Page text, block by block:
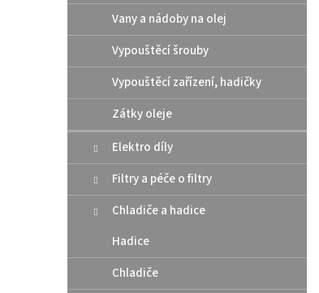
Vany a nádoby na olej
Vypouštěcí šrouby
Vypouštěcí zařízení, hadičky
Zátky oleje
Elektro díly
Filtry a péče o filtry
Chladiče a hadice
Hadice
Chladiče